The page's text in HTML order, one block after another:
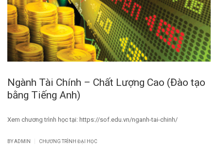
Ngành Tài Chính – Chất Lượng Cao (Đào tạo
bằng Tiếng Anh)
Xem chương trình học tại: https://sof.edu.vn/nganh-tai-chinh/
BYADMIN CHƯƠNG TRÌNH ĐẠI HỌC